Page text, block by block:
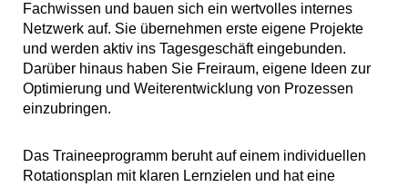
Fachwissen und bauen sich ein wertvolles internes
Netzwerk auf. Sie übernehmen erste eigene Projekte
und werden aktiv ins Tagesgeschäft eingebunden.
Darüber hinaus haben Sie Freiraum, eigene Ideen zur
Optimierung und Weiterentwicklung von Prozessen
einzubringen.
Das Traineeprogramm beruht auf einem individuellen
Rotationsplan mit klaren Lernzielen und hat eine